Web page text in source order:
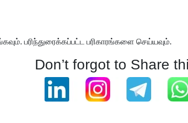
பரிந்துரைக்கப்பட்ட பரிகாரங்களை செய்யவும்.
Don’t forgot to Share